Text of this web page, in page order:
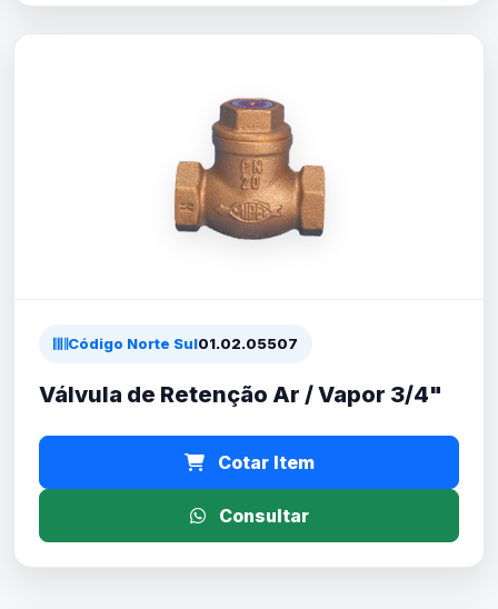
Código Norte Sul01.02.05507
Válvula de Retenção Ar / Vapor 3/4"
Cotar Item
Consultar